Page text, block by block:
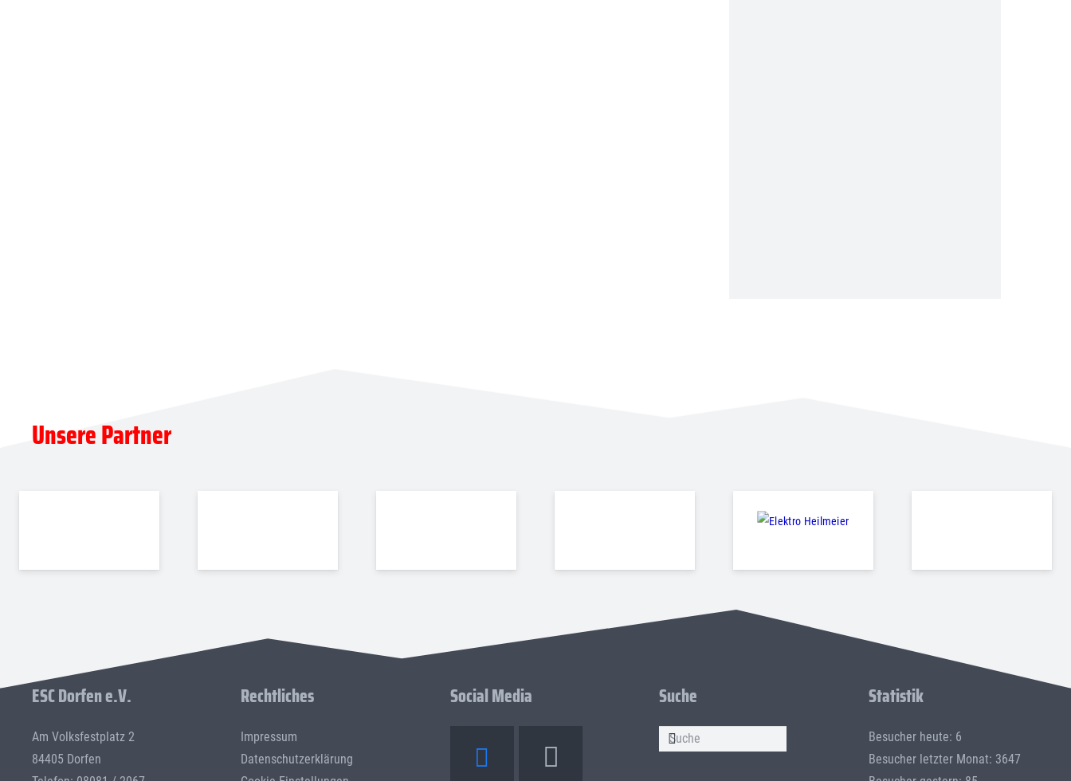
Unsere Partner
ESC Dorfen e.V.
Am Volksfestplatz 2
84405 Dorfen
Rechtliches
Impressum
Datenschutzerklärung
Social Media Suche Statistik
Besucher heute: 6
Besucher letzter Monat: 3647